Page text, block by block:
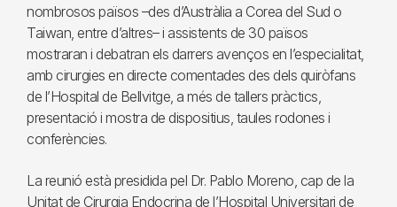
nombrosos països –des d’Austràlia a Corea del Sud o
Taiwan, entre d’altres– i assistents de 30 països
mostraran i debatran els darrers avenços en l’especialitat,
amb cirurgies en directe comentades des dels quiròfans
de l’Hospital de Bellvitge, a més de tallers pràctics,
presentació i mostra de dispositius, taules rodones i
conferències.
La reunió està presidida pel Dr. Pablo Moreno, cap de la
Unitat de Cirurgia Endocrina de l’Hospital Universitari de